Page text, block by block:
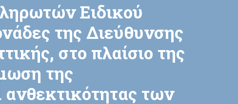
Ειδικού
της Διεύθυνσης
στο πλαίσιο της
της
των